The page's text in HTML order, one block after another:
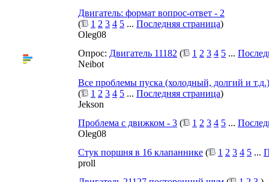
Двигатель: формат вопрос-ответ - 2
(
1 2 3 4 5 ... Последняя страница)
Oleg08
Опрос: Двигатель 11182 ( 1 2 3 4 5 ...
Neibot
Все проблемы пуска (холодный, долгий и
(
1 2 3 4 5 ... Последняя страница)
Jekson
Проблема с движком - 3 ( 1 2 3 4 5 ...
Oleg08
Стук поршня в 16 клапаннике ( 1 2 3 4 5 ...
proll